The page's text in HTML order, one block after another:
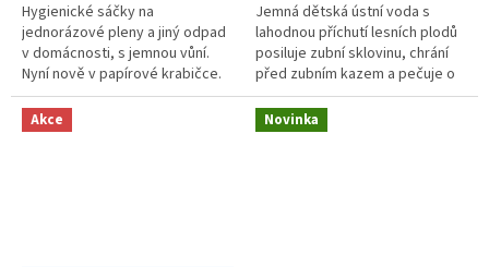
Hygienické sáčky na
jednorázové pleny a jiný odpad
v domácnosti, s jemnou vůní.
Nyní nově v papírové krabičce.
100 ks v balení.
Jemná dětská ústní voda s
lahodnou příchutí lesních plodů
posiluje zubní sklovinu, chrání
před zubním kazem a pečuje o
dásně. Bez alkoholu, ideální i
pro děti s rovnátky – pro...
Akce Novinka